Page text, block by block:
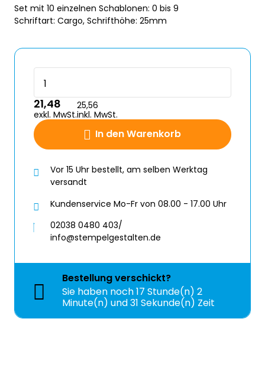
Set mit 10 einzelnen Schablonen: 0 bis 9
Schriftart: Cargo, Schrifthöhe: 25mm
In den Warenkorb
21,48
exkl. MwSt.
25,56
inkl. MwSt.
Vor 15 Uhr bestellt, am selben Werktag
versandt
Kundenservice Mo-Fr von 08.00 - 17.00 Uhr
02038 0480 403/
info@stempelgestalten.de
Bestellungverschickt?
Sie haben noch17 Stunde(n) 2
Minute(n) und 31 Sekunde(n) Zeit